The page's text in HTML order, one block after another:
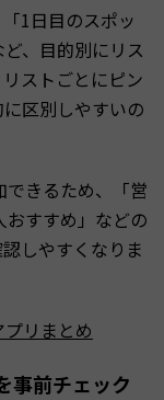
1日目のスポッ
、目的別にリス
ストごとにピン
区別しやすいの
きるため、「営
すすめ」などの
しやすくなりま
リまとめ
事前チェック